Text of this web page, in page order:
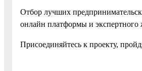
Отбор лучших
онлайн платформы и
Присоединяйтесь к проекту,